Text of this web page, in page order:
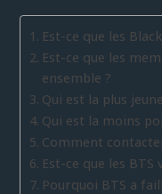
Est-ce que les
Est-ce que les
ensemble ?
Qui est la plus
Qui est la moins
Comment
Est-ce que les BTS
Pourquoi BTS a